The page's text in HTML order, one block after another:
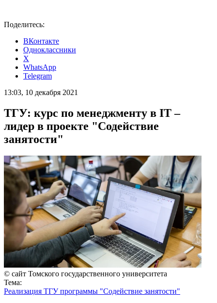
Поделитесь:
ВКонтакте
Одноклассники
X
WhatsApp
Telegram
13:03, 10 декабря 2021
ТГУ: курс по менеджменту в IT –
лидер в проекте "Содействие
занятости"
© сайт Томского государственного университета
Тема:
Реализация ТГУ программы "Содействие занятости"